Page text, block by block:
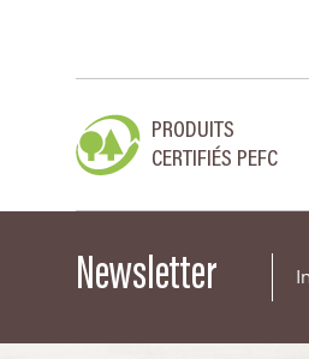
PRODUITS
CERTIFIÉS PEFC
Newsletter